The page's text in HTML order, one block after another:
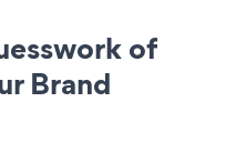
of
Brand